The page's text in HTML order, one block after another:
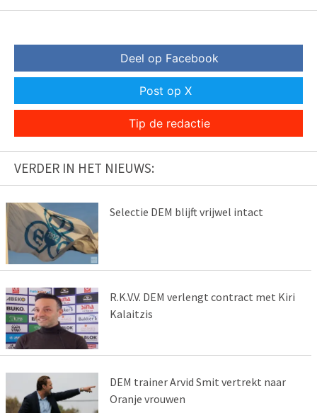
Deel op Facebook
Post op X
Tip de redactie
VERDER IN HET NIEUWS:
Selectie DEM blijft vrijwel intact
R.K.V.V. DEM verlengt contract met Kiri
Kalaitzis
DEM trainer Arvid Smit vertrekt naar
Oranje vrouwen